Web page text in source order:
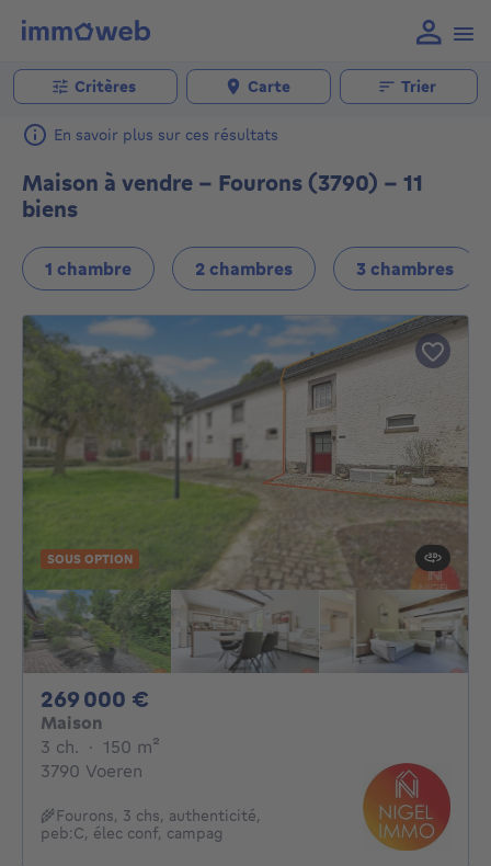
Critères Carte Trier
En savoir plus sur ces résultats
Maison à vendre - Fourons (3790) - 11
biens
1 chambre 2 chambres 3 chambres
SOUS OPTION
269 000 €
Maison
3 ch. 3 chambres
· 150 m²
3790 Voeren
🌾Fourons, 3 chs, authenticité,
peb:C, élec conf, campag